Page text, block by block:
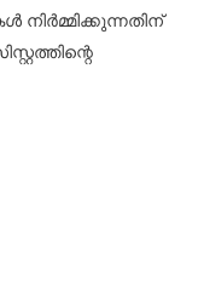
നിർമ്മിക്കുന്നതിന്